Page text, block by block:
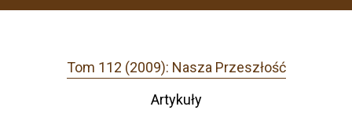
Tom 112 (2009): Nasza Przeszłość
Artykuły